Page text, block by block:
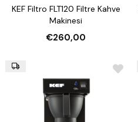
KEF Filtro FLT120 Filtre Kahve
Makinesi
€260,00